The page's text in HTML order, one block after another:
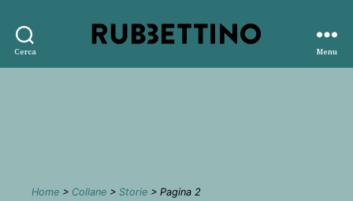
Cerca
editore
Menu
Home > Collane > Storie > Pagina 2